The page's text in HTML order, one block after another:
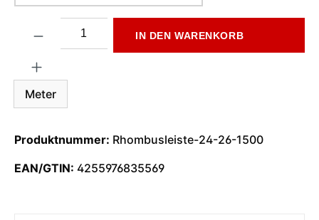
Meter
IN DEN WARENKORB
Produktnummer: Rhombusleiste-24-26-1500
EAN/GTIN: 4255976835569